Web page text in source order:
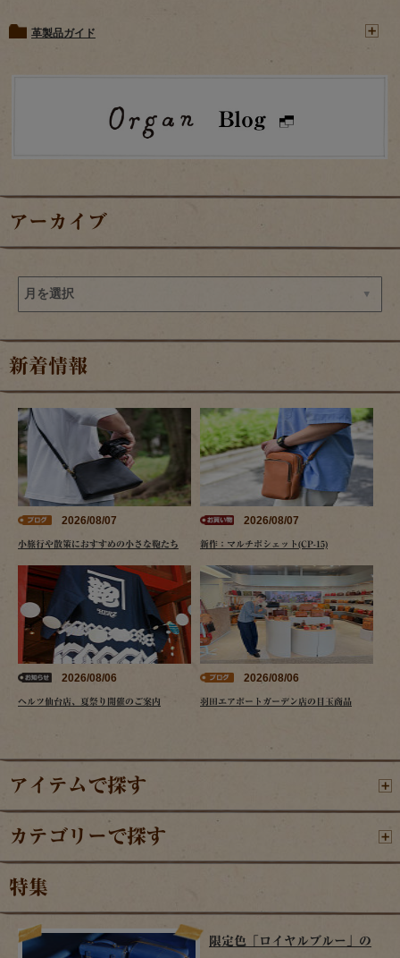
革製品ガイド
アーカイブ
新着情報
2026/08/07
小旅行や散策におすすめの小さな鞄たち
2026/08/07
新作：マルチポシェット(CP-15)
2026/08/06
ヘルツ仙台店、夏祭り開催のご案内
2026/08/06
羽田エアポートガーデン店の目玉商品
アイテムで探す
カテゴリーで探す
特集
限定色「ロイヤルブルー」の